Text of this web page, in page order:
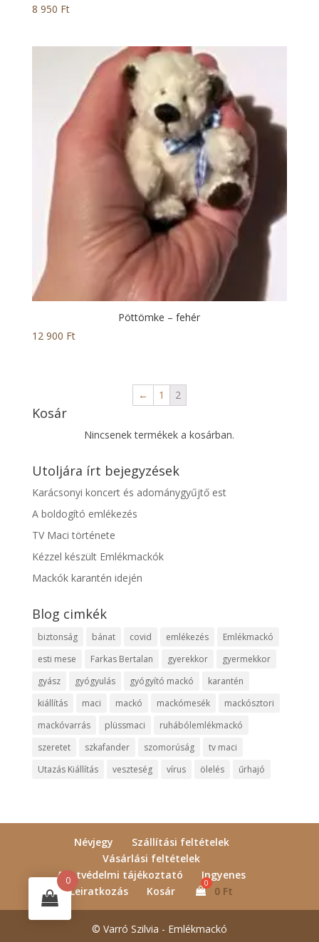
8 950 Ft
Pöttömke – fehér
12 900 Ft
← 1 2
Kosár
Nincsenek termékek a kosárban.
Utoljára írt bejegyzések
Karácsonyi koncert és adománygyűjtő est
A boldogító emlékezés
TV Maci története
Kézzel készült Emlékmackók
Mackók karantén idején
Blog cimkék
biztonság bánat covid emlékezés
Emlékmackó
esti mese
Farkas Bertalan gyerekkor
gyermekkor
gyász
gyógyulás gyógyító mackó
karantén
kiállítás
maci mackó mackómesék
mackósztori
mackóvarrás
plüssmaci
ruhábólemlékmackó
szeretet
szkafander szomorúság
tv maci
Utazás Kiállítás
veszteség vírus ölelés űrhajó
Névjegy
Szállítási feltételek
Vásárlási feltételek
Adatvédelmi tájékoztató
Ingyenes
Leiratkozás
Kosár 0 Ft
© Varró Szilvia - Emlékmackó
0